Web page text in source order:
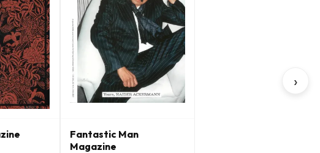
Fantastic Man
Magazine
›